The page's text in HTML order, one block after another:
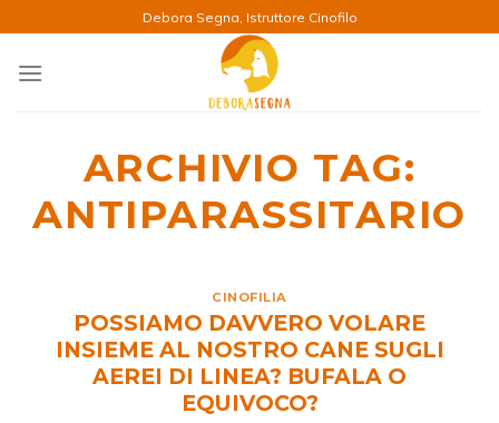
ai
contenuti
Debora Segna, Istruttore Cinofilo
ARCHIVIO TAG:
ANTIPARASSITARIO
CINOFILIA
POSSIAMO DAVVERO VOLARE
INSIEME AL NOSTRO CANE SUGLI
AEREI DI LINEA? BUFALA O
EQUIVOCO?